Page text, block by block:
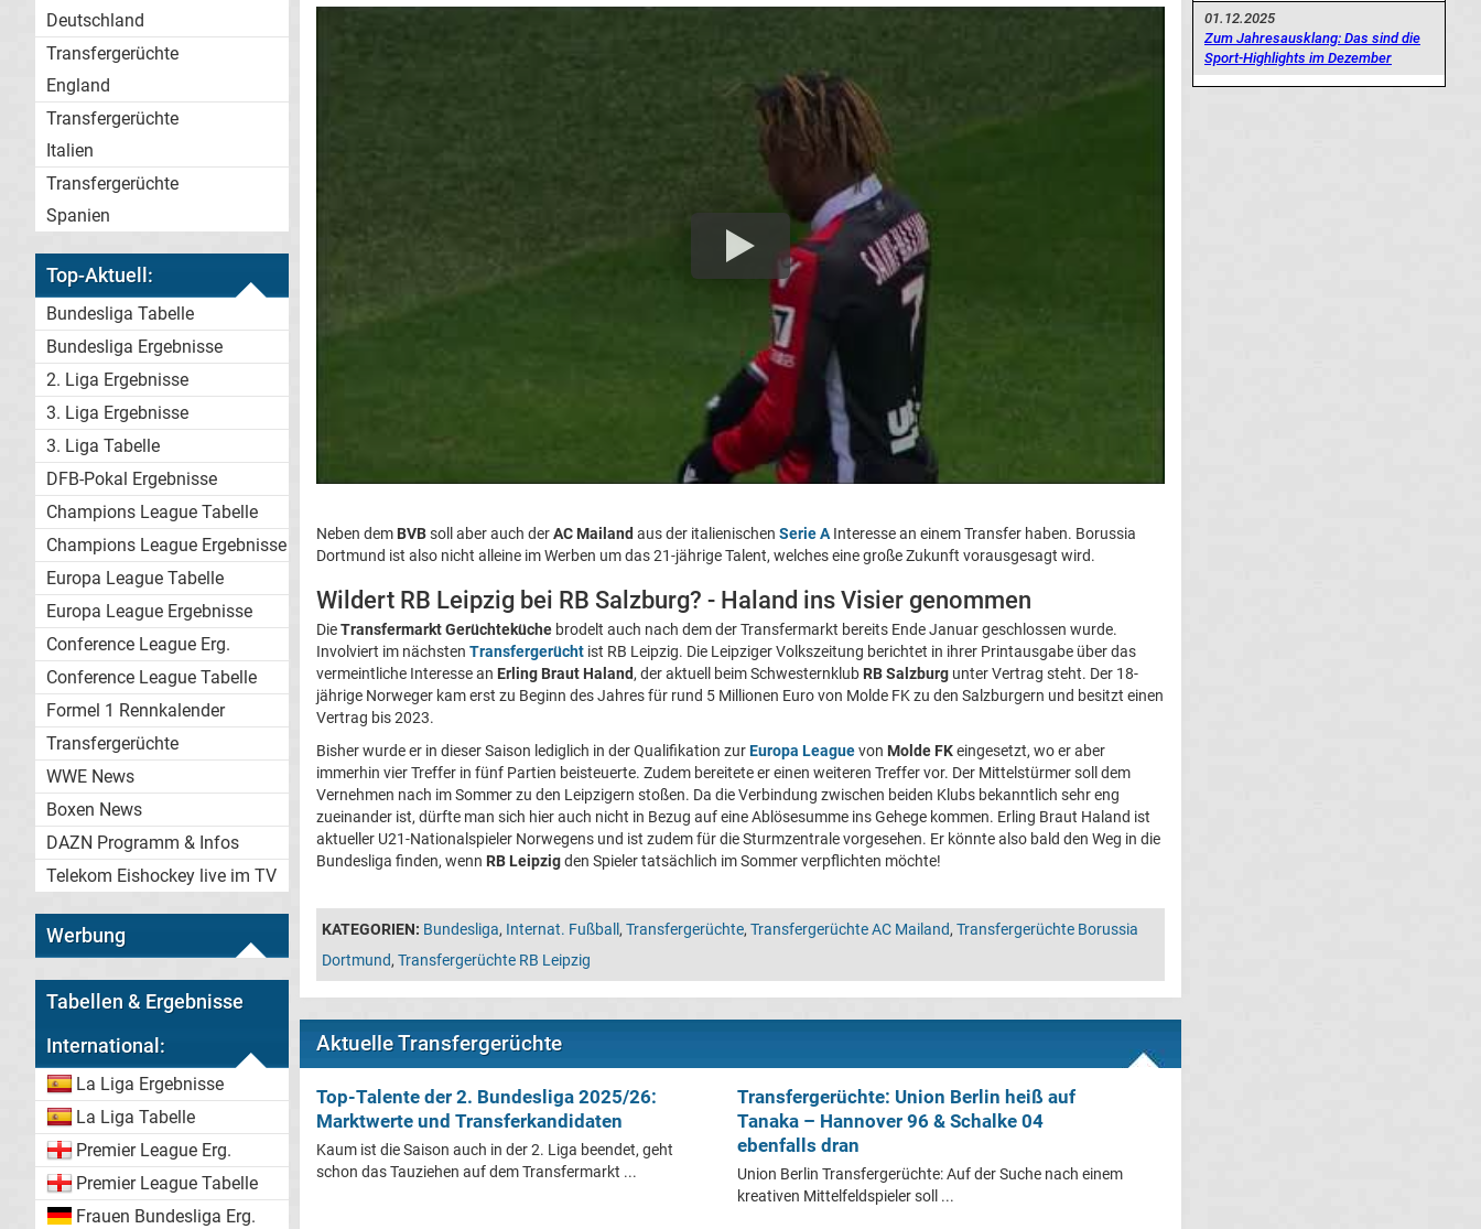
Deutschland
Transfergerüchte
England
Transfergerüchte
Italien
Transfergerüchte
Spanien
Top-Aktuell:
Bundesliga Tabelle
Bundesliga Ergebnisse
2. Liga Ergebnisse
3. Liga Ergebnisse
3. Liga Tabelle
DFB-Pokal Ergebnisse
Champions League Tabelle
Champions League Ergebnisse
Europa League Tabelle
Europa League Ergebnisse
Conference League Erg.
Conference League Tabelle
Formel 1 Rennkalender
Transfergerüchte
WWE News
Boxen News
DAZN Programm & Infos
Telekom Eishockey live im TV
Werbung
Tabellen & Ergebnisse
International:
La Liga Ergebnisse
La Liga Tabelle
Premier League Erg.
Premier League Tabelle
Frauen Bundesliga Erg.
Neben dem BVBsoll aber auch derAC Mailand aus der italienischen Serie A Interesse an einem Transfer haben. Borussia
Dortmund ist also nicht alleine im Werben um das 21-jährige Talent, welches eine große Zukunft vorausgesagt wird.
Wildert RB Leipzig bei RB Salzburg? - Haland ins Visier genommen
DieTransfermarkt Gerüchteküche brodelt auch nach dem der Transfermarkt bereits Ende Januar geschlossen wurde.
Involviert im nächsten Transfergerücht ist RB Leipzig. Die Leipziger Volkszeitung berichtet in ihrer Printausgabe über das
vermeintliche Interesse an Erling Braut Haland, der aktuell beim Schwesternklub RB Salzburg unter Vertrag steht. Der 18-
jährige Norweger kam erst zu Beginn des Jahres für rund 5 Millionen Euro von Molde FK zu den Salzburgern und besitzt einen
Vertrag bis 2023.
Bisher wurde er in dieser Saison lediglich in der Qualifikation zurEuropa Leaguevon Molde FKeingesetzt, wo er aber
immerhin vier Treffer in fünf Partien beisteuerte. Zudem bereitete er einen weiteren Treffer vor. Der Mittelstürmer soll dem
Vernehmen nach im Sommer zu den Leipzigern stoßen. Da die Verbindung zwischen beiden Klubs bekanntlich sehr eng
zueinander ist, dürfte man sich hier auch nicht in Bezug auf eine Ablösesumme ins Gehege kommen. Erling Braut Haland ist
aktueller U21-Nationalspieler Norwegens und ist zudem für die Sturmzentrale vorgesehen. Er könnte also bald den Weg in die
Bundesliga finden, wenn RB Leipzigden Spieler tatsächlich im Sommer verpflichten möchte!
KATEGORIEN: Bundesliga, Internat. Fußball , Transfergerüchte, Transfergerüchte AC Mailand, Transfergerüchte Borussia
Dortmund, Transfergerüchte RB Leipzig
Aktuelle Transfergerüchte
Top-Talente der 2. Bundesliga 2025/26:
Marktwerte und Transferkandidaten
Kaum ist die Saison auch in der 2. Liga beendet, geht
schon das Tauziehen auf dem Transfermarkt ...
Transfergerüchte: Union Berlin heiß auf
Tanaka – Hannover 96 & Schalke 04
ebenfalls dran
Union Berlin Transfergerüchte: Auf der Suche nach einem
kreativen Mittelfeldspieler soll ...
01.12.2025
Zum Jahresausklang: Das sind die
Sport-Highlights im Dezember